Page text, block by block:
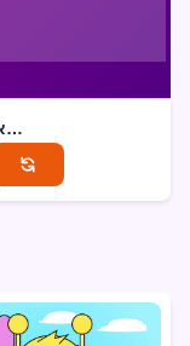
גרסת סקרץ' ידידותית של אינקרדיבוקס ספרונקי